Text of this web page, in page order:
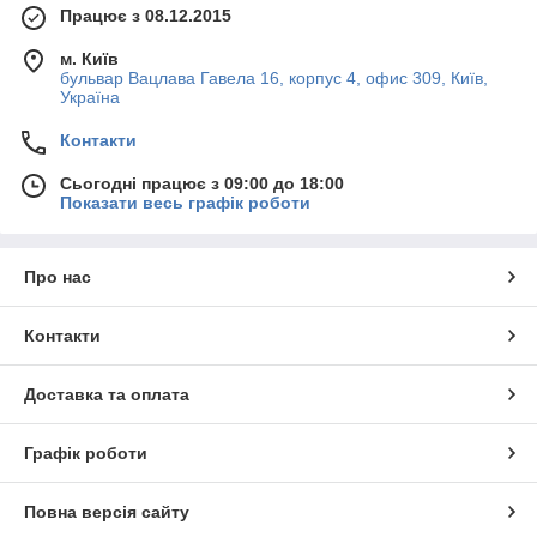
Працює з 08.12.2015
м. Київ
бульвар Вацлава Гавела 16, корпус 4, офис 309, Київ,
Україна
Контакти
Сьогодні працює з 09:00 до 18:00
Показати весь графік роботи
Про нас
Контакти
Доставка та оплата
Графік роботи
Повна версія сайту